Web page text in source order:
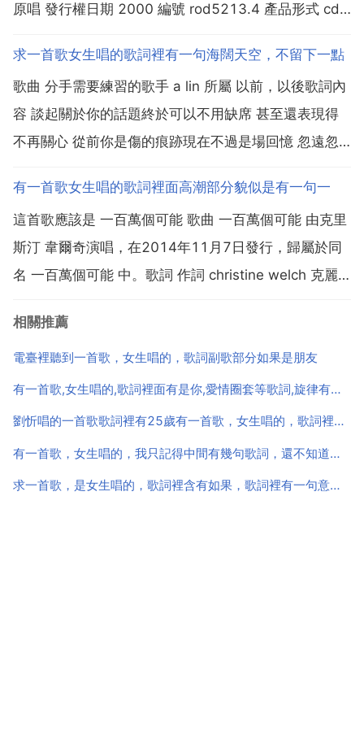
原唱 發行權日期 2000 編號 rod5213.4 產品形式 cd
多心都為了愛 我坐在這 傻傻的發呆 我仍依賴 你純純...
求一首歌女生唱的歌詞裡有一句海闊天空，不留下一點
歌曲 分手需要練習的歌手 a lin 所屬 以前，以後歌詞內
容 談起關於你的話題終於可以不用缺席 甚至還表現得
不再關心 從前你是傷的痕跡現在不過是場回憶 忽遠忽
情緒 寧願失去鬥志勇氣好過和你冷戰推擠 這樣誰輸得
起 原來分手是需要練習的 等時間久了會...
有一首歌女生唱的歌詞裡面高潮部分貌似是有一句一
這首歌應該是 一百萬個可能 歌曲 一百萬個可能 由克里
斯汀 韋爾奇演唱，在2014年11月7日發行，歸屬於同
名 一百萬個可能 中。歌詞 作詞 christine welch 克麗
滿地片片寒花 一瞬間永恆的時差窩在棉被裡 傾聽踏雪
聽...
相關推薦
電臺裡聽到一首歌，女生唱的，歌詞副歌部分如果是朋友
有一首歌,女生唱的,歌詞裡面有是你,愛情圈套等歌詞,旋律有點像七月七
劉忻唱的一首歌歌詞裡有25歲有一首歌，女生唱的，歌詞裡有一個人。。。。。一個人。。。。。一個人。。。。。，有人知道是什麼歌？
有一首歌，女生唱的，我只記得中間有幾句歌詞，還不知道對不對。我記
求一首歌，是女生唱的，歌詞裡含有如果，歌詞裡有一句意思是每天